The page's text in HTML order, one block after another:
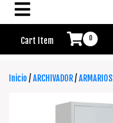
Cart Item 0
Inicio /ARCHIVADOR/ARMARIOS